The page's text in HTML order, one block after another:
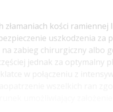
złamaniach kości
uszkodzenia
na zabieg chirurgiczny albo
jednak za
klatce w połączeniu z